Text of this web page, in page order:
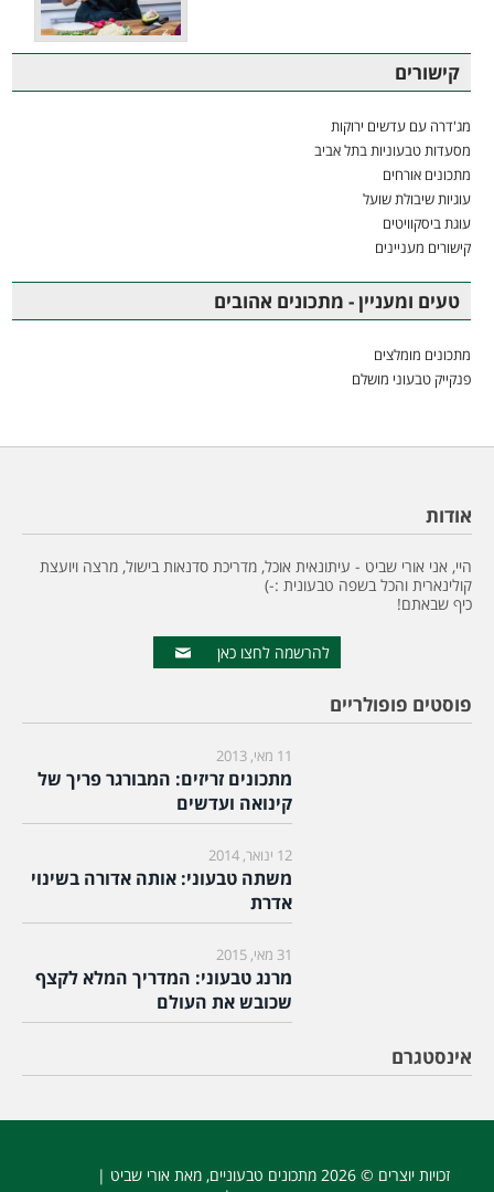
קישורים
מג'דרה עם עדשים ירוקות
מסעדות טבעוניות בתל אביב
מתכונים אורחים
עוגיות שיבולת שועל
עוגת ביסקוויטים
קישורים מעניינים
טעים ומעניין - מתכונים אהובים
מתכונים מומלצים
פנקייק טבעוני מושלם
אודות
היי, אני אורי שביט - עיתונאית אוכל, מדריכת סדנאות בישול, מרצה ויועצת
קולינארית והכל בשפה טבעונית :-)
כיף שבאתם!
להרשמה לחצו כאן
פוסטים פופולריים
11 מאי, 2013
מתכונים זריזים: המבורגר פריך של
קינואה ועדשים
12 ינואר, 2014
משתה טבעוני: אותה אדורה בשינוי
אדרת
31 מאי, 2015
מרנג טבעוני: המדריך המלא לקצף
שכובש את העולם
אינסטגרם
זכויות יוצרים © 2026 מתכונים טבעוניים, מאת אורי שביט |